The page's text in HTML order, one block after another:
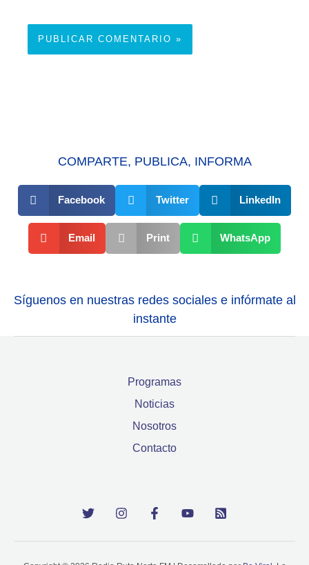
COMPARTE, PUBLICA, INFORMA
Facebook Twitter LinkedIn
Email Print WhatsApp
Síguenos en nuestras redes sociales e infórmate al
instante
Programas
Noticias
Nosotros
Contacto